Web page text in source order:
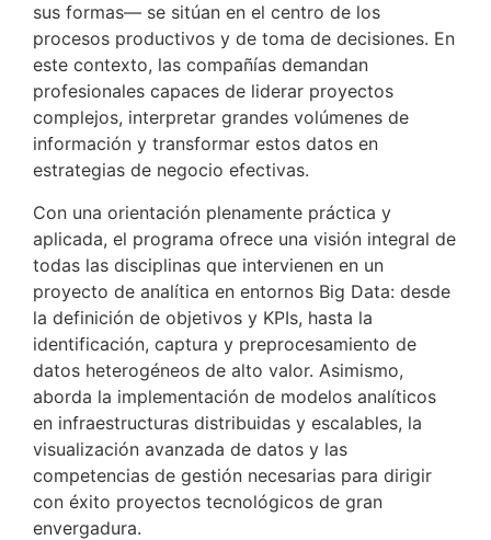
sus formas— se sitúan en el centro de los
procesos productivos y de toma de decisiones. En
este contexto, las compañías demandan
profesionales capaces de liderar proyectos
complejos, interpretar grandes volúmenes de
información y transformar estos datos en
estrategias de negocio efectivas.
Con una orientación plenamente práctica y
aplicada, el programa ofrece una visión integral de
todas las disciplinas que intervienen en un
proyecto de analítica en entornos Big Data: desde
la definición de objetivos y KPIs, hasta la
identificación, captura y preprocesamiento de
datos heterogéneos de alto valor. Asimismo,
aborda la implementación de modelos analíticos
en infraestructuras distribuidas y escalables, la
visualización avanzada de datos y las
competencias de gestión necesarias para dirigir
con éxito proyectos tecnológicos de gran
envergadura.